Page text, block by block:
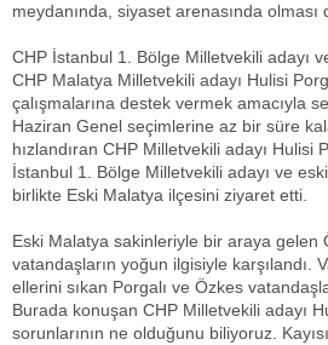
meydanında, siyaset arenasında
CHP İstanbul 1. Bölge Milletvekili adayı
CHP Malatya Milletvekili adayı Hulisi
çalışmalarına destek vermek amacıyla
Haziran Genel seçimlerine az bir süre
hızlandıran CHP Milletvekili adayı Hulisi
İstanbul 1. Bölge Milletvekili adayı ve
birlikte Eski Malatya ilçesini ziyaret etti.
Eski Malatya sakinleriyle bir araya gelen
vatandaşların yoğun ilgisiyle karşılandı.
ellerini sıkan Porgalı ve Özkes
Burada konuşan CHP Milletvekili adayı
sorunlarının ne olduğunu biliyoruz.